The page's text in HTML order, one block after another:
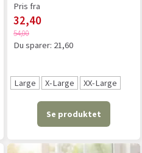
Pris fra
32,40
54,00
Du sparer: 21,60
Large X-Large XX-Large
Se produktet